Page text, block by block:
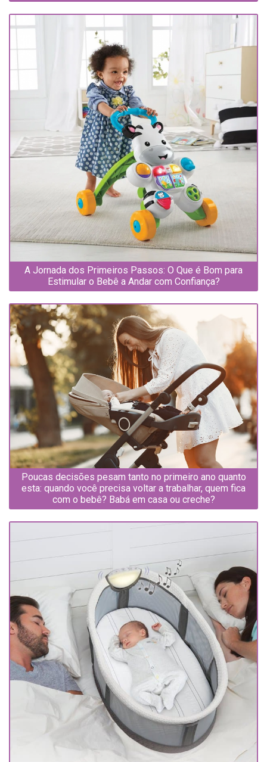
A Jornada dos Primeiros Passos: O Que é Bom para
Estimular o Bebê a Andar com Confiança?
Poucas decisões pesam tanto no primeiro ano quanto
esta: quando você precisa voltar a trabalhar, quem fica
com o bebê? Babá em casa ou creche?